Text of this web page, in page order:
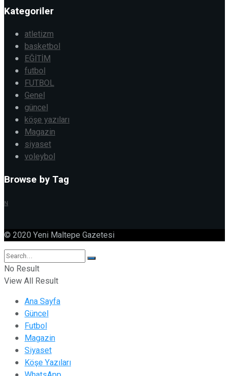
Kategoriler
atletizm
basketbol
EĞİTİM
futbol
FUTBOL
Genel
güncel
köşe yazıları
Magazin
siyaset
voleybol
Browse by Tag
N
© 2020 Yeni Maltepe Gazetesi
No Result
View All Result
Ana Sayfa
Güncel
Futbol
Magazin
Siyaset
Köşe Yazıları